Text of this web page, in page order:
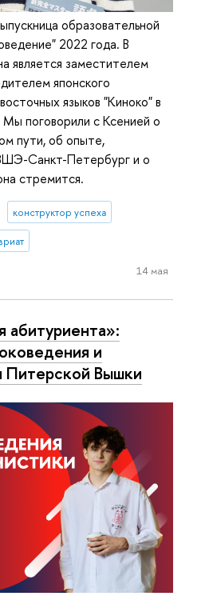
образовательной
2022 года. В
является заместителем
японского
языков "Киноко" в
поговорили с Ксенией о
пути, об опыте,
Санкт-Петербург и о
стремится.
конструктор успеха
14 мая
абитуриента»:
и
Питерской Вышки